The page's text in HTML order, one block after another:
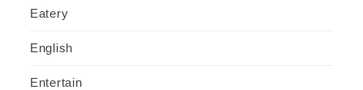
Eatery
English
Entertain